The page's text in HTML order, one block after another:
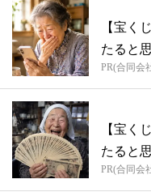
【宝く
たると
PR(合同会
【宝く
たると
PR(合同会